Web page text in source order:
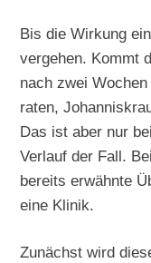
Bis die Wirkung
vergehen. Kommt
nach zwei
raten,
Das ist aber nur
Verlauf der Fall.
bereits erwähnte
eine Klinik.
Zunächst wird